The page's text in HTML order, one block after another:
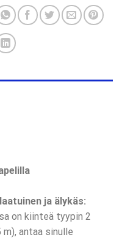
ja älykäs:
on kiinteä tyypin 2
antaa sinulle